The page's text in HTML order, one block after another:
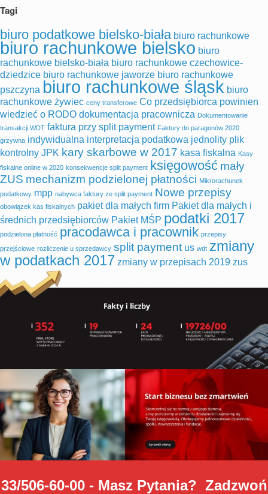
Tagi
biuro podatkowe bielsko-biała biuro rachunkowe
biuro rachunkowe bielsko biuro
rachunkowe bielsko-biała biuro rachunkowe czechowice-
dziedzice biuro rachunkowe jaworze biuro rachunkowe
pszczyna biuro rachunkowe śląsk biuro
rachunkowe żywiec ceny transferowe Co przedsiębiorca powinien
wiedzieć o RODO dokumentacja pracownicza Dokumentowanie
transakcji WDT faktura przy split payment Faktury do paragonów 2020
grzywna indywidualna interpretacja podatkowa jednolity plik
kontrolny JPK kary skarbowe w 2017 kasa fiskalna Kasy
fiskalne online w 2020 konsekwencje split payment księgowość mały
ZUS mechanizm podzielonej płatności Mikrorachunek
podatkowy mpp nabywca faktury ze split payment Nowe przepisy
obowiązek kas fiskalnych pakiet dla małych firm Pakiet dla małych i
średnich przedsiębiorców Pakiet MŚP podatki 2017
podzielona płatność pracodawca i pracownik przepisy
przejściowe rozliczenie u sprzedawcy split payment us wdt zmiany
w podatkach 2017 zmiany w przepisach 2019 zus
33/506-60-00 - Masz Pytania? Zadzwoń